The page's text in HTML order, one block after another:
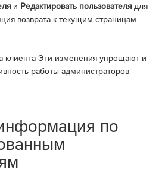
и Редактировать пользователя для
возврата к текущим страницам
клиента Эти изменения упрощают и
работы администраторов
по